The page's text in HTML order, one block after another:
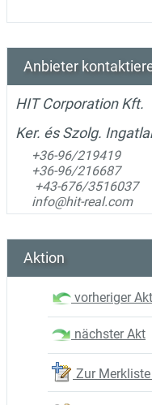
Anbieter
HIT Corporation Kft.
Ker. és Szolg.
+36-96/219419
+36-96/216687
+43-676/3516037
info@hit-real.com
Aktion
vorheriger Akt
nächster Akt
Zur